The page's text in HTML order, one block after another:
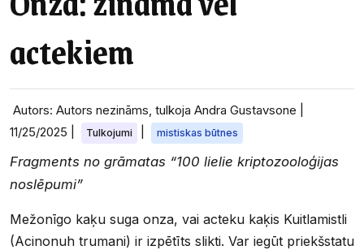
actekiem
Autors: Autors nezināms, tulkoja Andra Gustavsone |
11/25/2025
Tulkojumi mistiskas būtnes
Fragments no grāmatas “100 lielie kriptozooloģijas
noslēpumi”
Mežonīgo kaķu suga onza, vai acteku kaķis Kuitlamistli
(Acinonuh trumani) ir izpētīts slikti. Var iegūt priekšstatu